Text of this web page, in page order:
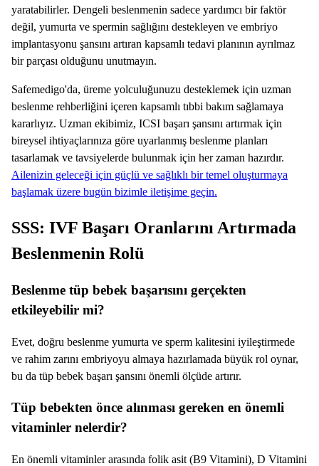
yaratabilirler. Dengeli beslenmenin sadece yardımcı bir faktör
değil, yumurta ve spermin sağlığını destekleyen ve embriyo
implantasyonu şansını artıran kapsamlı tedavi planının ayrılmaz
bir parçası olduğunu unutmayın.
Safemedigo'da, üreme yolculuğunuzu desteklemek için uzman
beslenme rehberliğini içeren kapsamlı tıbbi bakım sağlamaya
kararlıyız. Uzman ekibimiz, ICSI başarı şansını artırmak için
bireysel ihtiyaçlarınıza göre uyarlanmış beslenme planları
tasarlamak ve tavsiyelerde bulunmak için her zaman hazırdır.
Ailenizin geleceği için güçlü ve sağlıklı bir temel oluşturmaya
başlamak üzere bugün bizimle iletişime geçin.
SSS: IVF Başarı Oranlarını Artırmada
Beslenmenin Rolü
Beslenme tüp bebek başarısını gerçekten
etkileyebilir mi?
Evet, doğru beslenme yumurta ve sperm kalitesini iyileştirmede
ve rahim zarını embriyoyu almaya hazırlamada büyük rol oynar,
bu da tüp bebek başarı şansını önemli ölçüde artırır.
Tüp bebekten önce alınması gereken en önemli
vitaminler nelerdir?
En önemli vitaminler arasında folik asit (B9 Vitamini), D Vitamini